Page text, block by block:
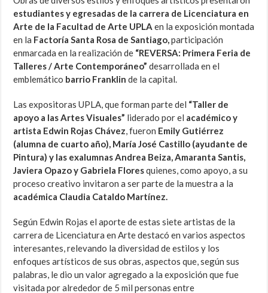
estudiantes y egresadas de la carrera de Licenciatura en
Arte de la Facultad de Arte UPLA en la exposición montada
en la Factoría Santa Rosa de Santiago,participación
enmarcada en la realización de “REVERSA: Primera Feria de
Talleres / Arte Contemporáneo” desarrollada en el
emblemático barrio Franklin de la capital.
Las expositoras UPLA, que forman parte del “Taller de
apoyo a las Artes Visuales” liderado por el académico y
artista Edwin Rojas Chávez, fueron Emily Gutiérrez
(alumna de cuarto año), María José Castillo (ayudante de
Pintura) y las exalumnas Andrea Beiza, Amaranta Santis,
Javiera Opazo y Gabriela Floresquienes, como apoyo, a su
proceso creativo invitaron a ser parte de la muestra a la
académica Claudia Cataldo Martínez.
Según Edwin Rojas el aporte de estas siete artistas de la
carrera de Licenciatura en Arte destacó en varios aspectos
interesantes, relevando la diversidad de estilos y los
enfoques artísticos de sus obras, aspectos que, según sus
palabras, le dio un valor agregado a la exposición que fue
visitada por alrededor de 5 mil personas entre